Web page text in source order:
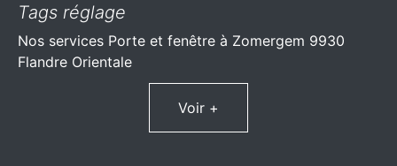
Tags réglage
Nos services Porte et fenêtre à Zomergem 9930
Flandre Orientale
Voir +